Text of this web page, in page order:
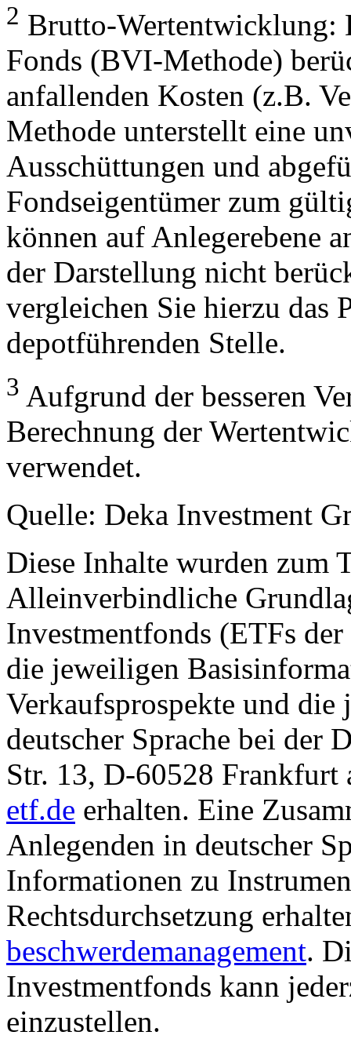
2 Brutto-Wertentwicklung:
Fonds (BVI-Methode)
anfallenden Kosten (z.B.
Methode unterstellt eine
Ausschüttungen und
Fondseigentümer zum
können auf Anlegerebene
der Darstellung nicht
vergleichen Sie hierzu das
depotführenden Stelle.
3 Aufgrund der besseren
Berechnung der
verwendet.
Quelle: Deka Investment
Diese Inhalte wurden zum
Alleinverbindliche
Investmentfonds (ETFs
die jeweiligen
Verkaufsprospekte und
deutscher Sprache bei der
Str. 13, D-60528
etf.de erhalten. Eine
Anlegenden in deutscher
Informationen zu
Rechtsdurchsetzung
beschwerdemanagement.
Investmentfonds kann
einzustellen.